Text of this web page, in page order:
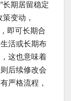
长期居留稳定
变动，
即可长期合
活或长期布
这也意味着
后续修改会
严格流程，